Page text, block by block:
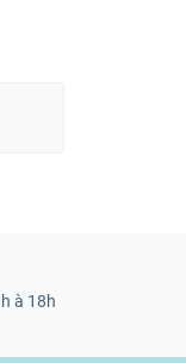
à 18h